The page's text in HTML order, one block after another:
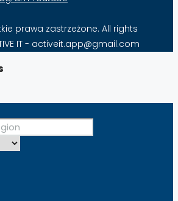
prawa zastrzeżone. All rights
IT - activeit.app@gmail.com